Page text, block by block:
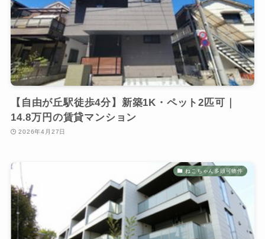
【自由が丘駅徒歩4分】新築1K・ペット2匹可｜
14.8万円の賃貸マンション
2026年4月27日
ねこちゃん多頭可物件